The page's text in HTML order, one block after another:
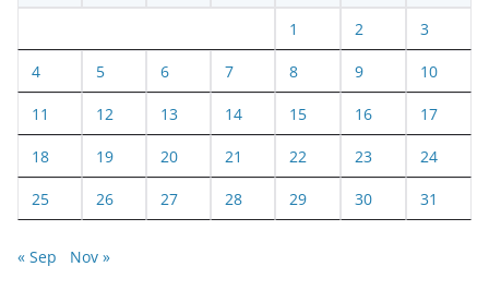
1 2 3
4 5 6 7 8 9 10
11 12 13 14 15 16 17
18 19 20 21 22 23 24
25 26 27 28 29 30 31
« Sep Nov »